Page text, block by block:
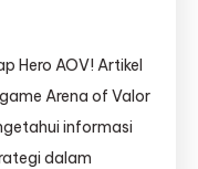
Hero AOV! Artikel
Arena of Valor
informasi
dalam